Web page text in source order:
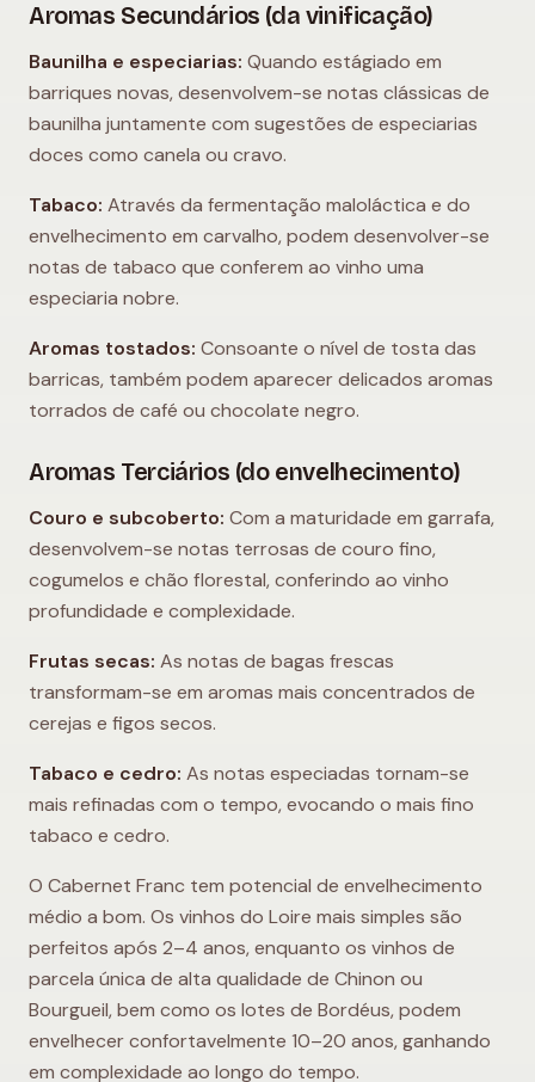
Aromas Secundários (da vinificação)
Baunilha e especiarias: Quando estágiado em
barriques novas, desenvolvem-se notas clássicas de
baunilha juntamente com sugestões de especiarias
doces como canela ou cravo.
Tabaco: Através da fermentação maloláctica e do
envelhecimento em carvalho, podem desenvolver-se
notas de tabaco que conferem ao vinho uma
especiaria nobre.
Aromas tostados: Consoante o nível de tosta das
barricas, também podem aparecer delicados aromas
torrados de café ou chocolate negro.
Aromas Terciários (do envelhecimento)
Couro e subcoberto: Com a maturidade em garrafa,
desenvolvem-se notas terrosas de couro fino,
cogumelos e chão florestal, conferindo ao vinho
profundidade e complexidade.
Frutas secas: As notas de bagas frescas
transformam-se em aromas mais concentrados de
cerejas e figos secos.
Tabaco e cedro: As notas especiadas tornam-se
mais refinadas com o tempo, evocando o mais fino
tabaco e cedro.
O Cabernet Franc tem potencial de envelhecimento
médio a bom. Os vinhos do Loire mais simples são
perfeitos após 2–4 anos, enquanto os vinhos de
parcela única de alta qualidade de Chinon ou
Bourgueil, bem como os lotes de Bordéus, podem
envelhecer confortavelmente 10–20 anos, ganhando
em complexidade ao longo do tempo.